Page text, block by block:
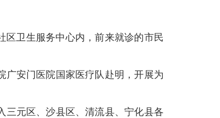
卫生服务中心内，前来就诊的市民
安门医院国家医疗队赴明，开展为
元区、沙县区、清流县、宁化县各